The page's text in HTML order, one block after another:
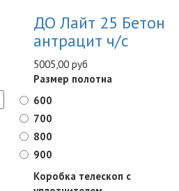
ДО Лайт 25 Бетон
антрацит ч/с
5005,00 руб
Размер полотна
600
700
800
900
Коробка телескоп с